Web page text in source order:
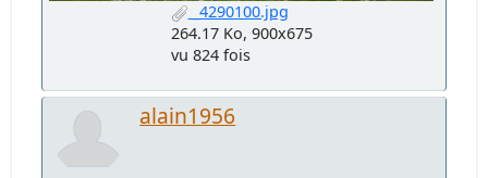
_4290100.jpg
264.17 Ko, 900x675
vu 824 fois
alain1956